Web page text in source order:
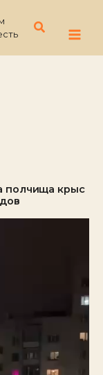
Поиск
полчища крыс